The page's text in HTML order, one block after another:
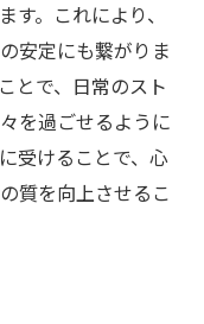
。これにより、
安定にも繋がりま
とで、日常のスト
を過ごせるように
受けることで、心
質を向上させるこ